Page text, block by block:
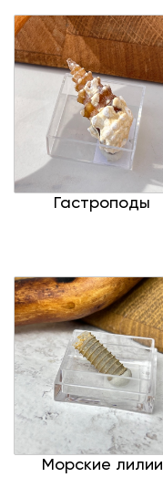
Гастроподы
Морские лилии